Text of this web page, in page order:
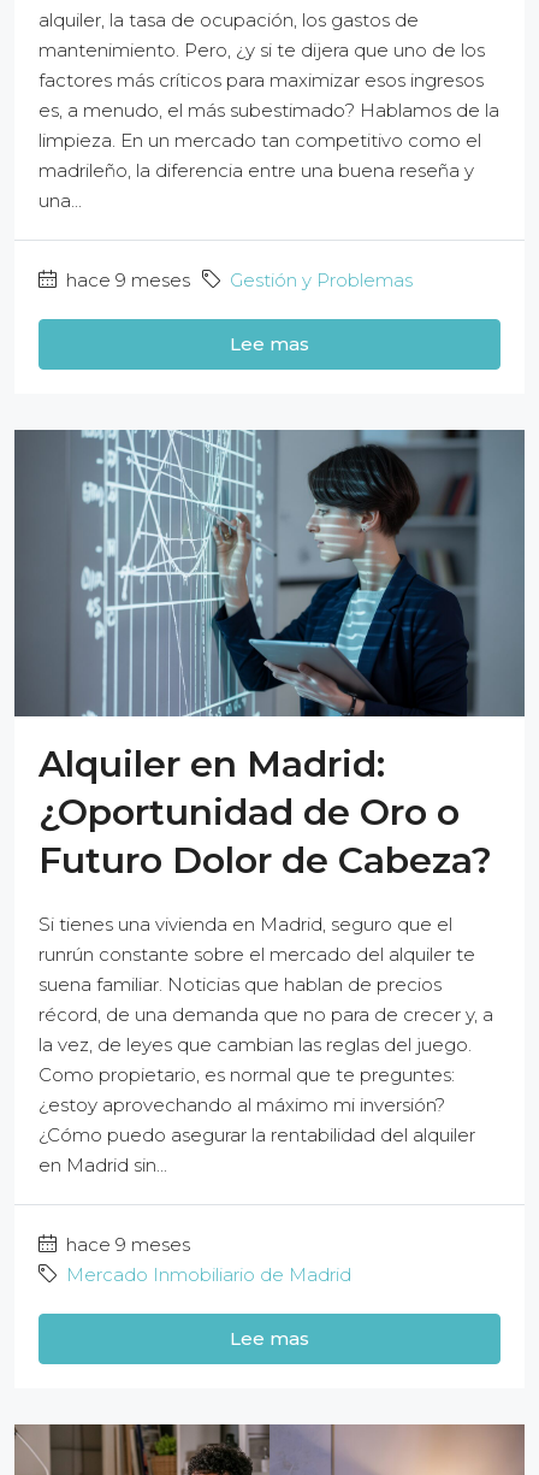
alquiler, la tasa de ocupación, los gastos de
mantenimiento. Pero, ¿y si te dijera que uno de los
factores más críticos para maximizar esos ingresos
es, a menudo, el más subestimado? Hablamos de la
limpieza. En un mercado tan competitivo como el
madrileño, la diferencia entre una buena reseña y
una...
hace 9 meses Gestión y Problemas
Lee mas
Alquiler en Madrid:
¿Oportunidad de Oro o
Futuro Dolor de Cabeza?
Si tienes una vivienda en Madrid, seguro que el
runrún constante sobre el mercado del alquiler te
suena familiar. Noticias que hablan de precios
récord, de una demanda que no para de crecer y, a
la vez, de leyes que cambian las reglas del juego.
Como propietario, es normal que te preguntes:
¿estoy aprovechando al máximo mi inversión?
¿Cómo puedo asegurar la rentabilidad del alquiler
en Madrid sin...
hace 9 meses
Mercado Inmobiliario de Madrid
Lee mas